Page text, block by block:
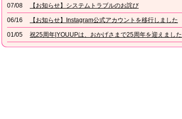
07/08 【お知らせ】システムトラブルのお詫び
06/16 【お知らせ】Instagram公式アカウントを移行しました
01/05 祝25周年|YOUUPは、おかげさまで25周年を迎えました